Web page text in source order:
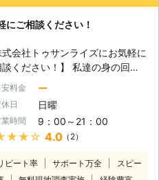
てしまうことでデータが失われて
たり、パソコンが起動しなくな
ラブルが起きてしまいますので、
を与えないように扱う必要があり
。また、ハードディスクはウイル
人為的ミスで倫理障害を受けてし
場合もあります。もし、パソコン
動するときに異音が聞こえて来た
動しなくなってしまったという
ですぐに弊社までご相談くださ
社では液晶不良や起動不良も対
日
にご相談ください！
式会社トゥサンライズにお気軽に
談ください！】 私達の身の回り
沢山のパソコンが使われていま
最初は計算機としての用途が主で
が、現在ではそれにとどまらず、
な役割が与えられています。例え
画プレーヤーや音楽プレーヤー
て使われたり、あるいは写真や
安料金 ー
日 日曜
時間 9：00～21：00
4.0（2）
ピート率 サポート万全
スピー